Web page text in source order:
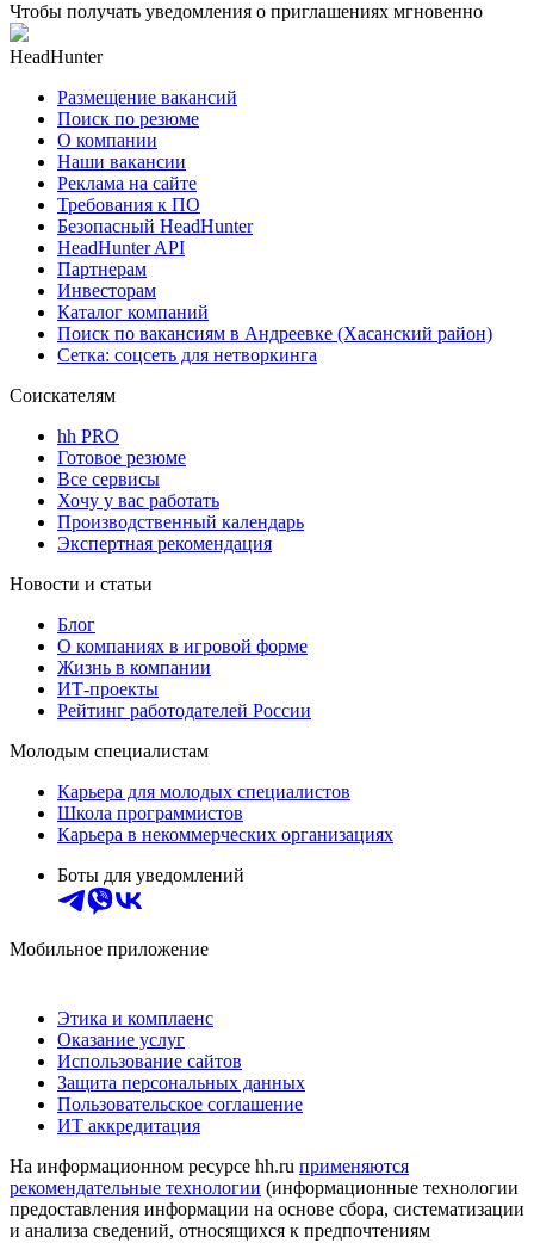
Чтобы получать уведомления о приглашениях мгновенно
HeadHunter
Размещение вакансий
Поиск по резюме
О компании
Наши вакансии
Реклама на сайте
Требования к ПО
Безопасный HeadHunter
HeadHunter API
Партнерам
Инвесторам
Каталог компаний
Поиск по вакансиям в Андреевке (Хасанский район)
Сетка: соцсеть для нетворкинга
Соискателям
hh PRO
Готовое резюме
Все сервисы
Хочу у вас работать
Производственный календарь
Экспертная рекомендация
Новости и статьи
Блог
О компаниях в игровой форме
Жизнь в компании
ИТ-проекты
Рейтинг работодателей России
Молодым специалистам
Карьера для молодых специалистов
Школа программистов
Карьера в некоммерческих организациях
Боты для уведомлений
Мобильное приложение
Этика и комплаенс
Оказание услуг
Использование сайтов
Защита персональных данных
Пользовательское соглашение
ИТ аккредитация
На информационном ресурсе hh.ru применяются
рекомендательные технологии (информационные технологии
предоставления информации на основе сбора, систематизации
и анализа сведений, относящихся к предпочтениям